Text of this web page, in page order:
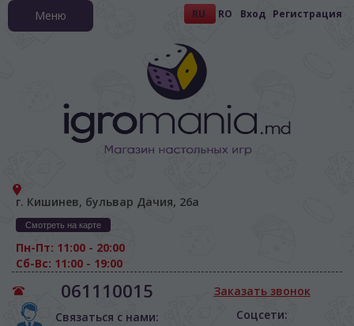
RU RO Вход Регистрация
г. Кишинев, бульвар Дачия, 26а
Смотреть на карте
Пн-Пт: 11:00 - 20:00
Сб-Вс: 11:00 - 19:00
061110015
Связаться с нами:
Заказать звонок
Соцсети:
Меню